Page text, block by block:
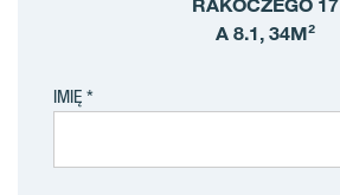
RAKOCZEGO 17
A 8.1, 34M²
IMIĘ